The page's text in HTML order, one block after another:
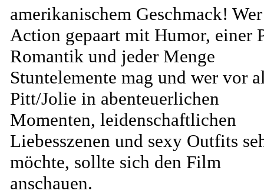
amerikanischem Geschmack! Wer
Action gepaart mit Humor, einer
Romantik und jeder Menge
Stuntelemente mag und wer vor
Pitt/Jolie in abenteuerlichen
Momenten, leidenschaftlichen
Liebesszenen und sexy Outfits
möchte, sollte sich den Film
anschauen.